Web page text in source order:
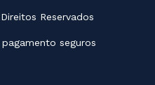
Reservados
seguros